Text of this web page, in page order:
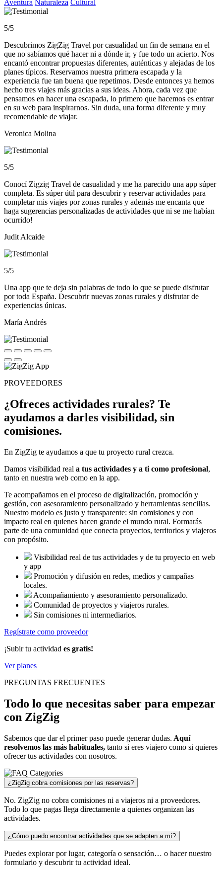
Aventura Naturaleza Cultural
5/5
Descubrimos ZigZig Travel por casualidad un fin de semana en el
que no sabíamos qué hacer ni a dónde ir, y fue todo un acierto. Nos
encantó encontrar propuestas diferentes, auténticas y alejadas de los
planes típicos. Reservamos nuestra primera escapada y la
experiencia fue tan buena que repetimos. Desde entonces ya hemos
hecho tres viajes más gracias a sus ideas. Ahora, cada vez que
pensamos en hacer una escapada, lo primero que hacemos es entrar
en su web para inspirarnos. Sin duda, una forma diferente y muy
recomendable de viajar.
Veronica Molina
5/5
Conocí Zigzig Travel de casualidad y me ha parecido una app súper
completa. Es súper útil para descubrir y reservar actividades para
completar mis viajes por zonas rurales y además me encanta que
haga sugerencias personalizadas de actividades que ni se me habían
ocurrido!
Judit Alcaide
5/5
Una app que te deja sin palabras de todo lo que se puede disfrutar
por toda España. Descubrir nuevas zonas rurales y disfrutar de
experiencias únicas.
María Andrés
PROVEEDORES
¿Ofreces actividades rurales? Te
ayudamos a darles visibilidad, sin
comisiones.
En ZigZig te ayudamos a que tu proyecto rural crezca.
Damos visibilidad real a tus actividades y a ti como profesional,
tanto en nuestra web como en la app.
Te acompañamos en el proceso de digitalización, promoción y
gestión, con asesoramiento personalizado y herramientas sencillas.
Nuestro modelo es justo y transparente: sin comisiones y con
impacto real en quienes hacen grande el mundo rural. Formarás
parte de una comunidad que conecta proyectos, territorios y viajeros
con propósito.
Visibilidad real de tus actividades y de tu proyecto en web
y app
Promoción y difusión en redes, medios y campañas
locales.
Acompañamiento y asesoramiento personalizado.
Comunidad de proyectos y viajeros rurales.
Sin comisiones ni intermediarios.
Regístrate como proveedor
¡Subir tu actividad es gratis!
Ver planes
PREGUNTAS FRECUENTES
Todo lo que necesitas saber para empezar
con ZigZig
Sabemos que dar el primer paso puede generar dudas. Aquí
resolvemos las más habituales, tanto si eres viajero como si quieres
ofrecer tus actividades con nosotros.
¿ZigZig cobra comisiones por las reservas?
No. ZigZig no cobra comisiones ni a viajeros ni a proveedores.
Todo lo que pagas llega directamente a quienes organizan las
actividades.
¿Cómo puedo encontrar actividades que se adapten a mí?
Puedes explorar por lugar, categoría o sensación… o hacer nuestro
formulario y descubrir tu actividad ideal.